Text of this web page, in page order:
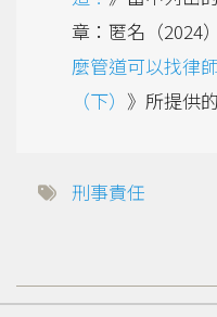
章：匿名（2024
麼管道可以找律
（下） 》所提供
刑事責任